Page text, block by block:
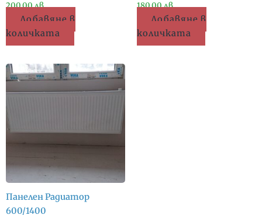
200.00лв.
Добавяне в
количката
180.00лв.
Добавяне в
количката
Панелен Радиатор
600/1400